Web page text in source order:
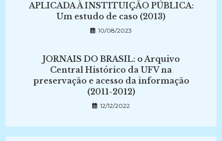
APLICADA À INSTITUIÇÃO PÚBLICA:
Um estudo de caso (2013)
10/08/2023
JORNAIS DO BRASIL: o Arquivo
Central Histórico da UFV na
preservação e acesso da informação
(2011-2012)
12/12/2022